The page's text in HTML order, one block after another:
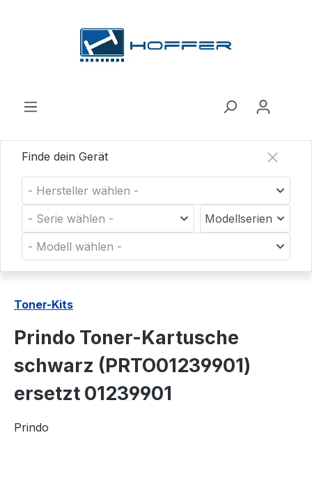
Finde dein Gerät
- Hersteller wählen -
- Serie wählen -
Modellserien
- Modell wählen -
Toner-Kits
Prindo Toner-Kartusche
schwarz (PRTO01239901)
ersetzt 01239901
Prindo